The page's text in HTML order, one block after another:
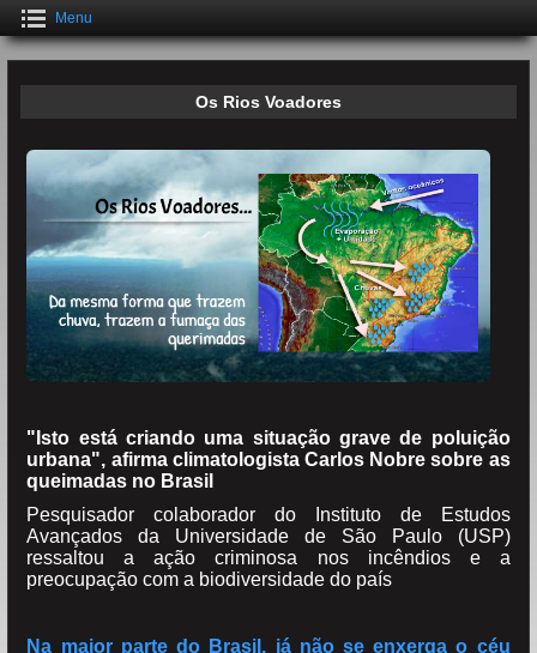
Menu
Os Rios Voadores
"Isto está criando uma situação grave de poluição
urbana", afirma climatologista Carlos Nobre sobre as
queimadas no Brasil
Pesquisador colaborador do Instituto de Estudos
Avançados da Universidade de São Paulo (USP)
ressaltou a ação criminosa nos incêndios e a
preocupação com a biodiversidade do país
Na maior parte do Brasil, já não se enxerga o céu